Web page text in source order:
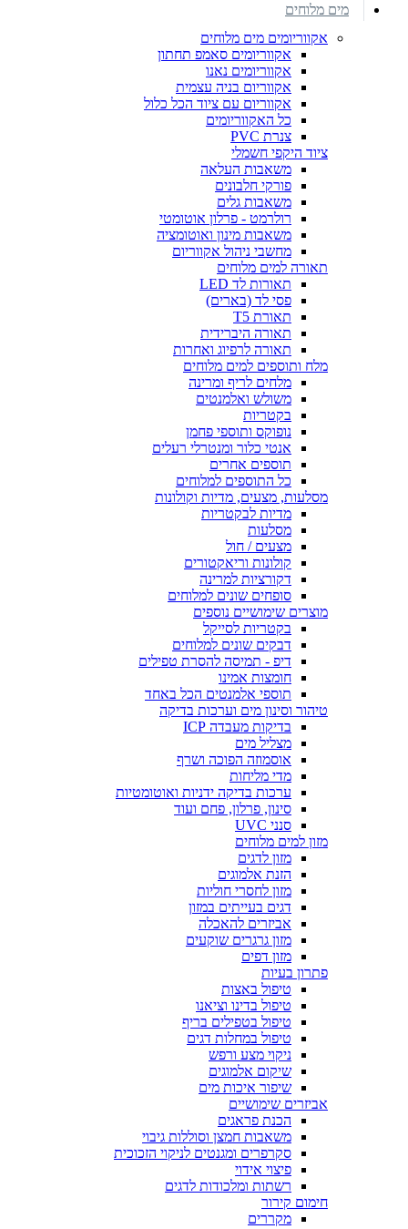
מים מלוחים
אקווריומים מים מלוחים
אקווריומים סאמפ תחתון
אקווריומים נאנו
אקווריום בניה עצמית
אקווריום עם ציוד הכל כלול
כל האקווריומים
צנרת PVC
ציוד היקפי חשמלי
משאבות העלאה
פורקי חלבונים
משאבות גלים
רולרמט - פרלון אוטומטי
משאבות מינון ואוטומציה
מחשבי ניהול אקווריום
תאורה למים מלוחים
תאורות לד LED
פסי לד (בארים)
תאורת T5
תאורה היברידית
תאורה לרפיוג ואחרות
מלח ותוספים למים מלוחים
מלחים לריף ומרינה
משולש ואלמנטים
בקטריות
נופוקס ותוספי פחמן
אנטי כלור ומנטרלי רעלים
תוספים אחרים
כל התוספים למלוחים
מסלעות, מצעים, מדיות וקולונות
מדיות לבקטריות
מסלעות
מצעים / חול
קולונות וריאקטורים
דקורציות למרינה
סופחים שונים למלוחים
מוצרים שימושיים נוספים
בקטריות לסייקל
דבקים שונים למלוחים
דיפ - תמיסה להסרת טפילים
חומצות אמינו
תוספי אלמנטים הכל באחד
טיהור וסינון מים וערכות בדיקה
בדיקות מעבדה ICP
מצליל מים
אוסמוזה הפוכה ושרף
מדי מליחות
ערכות בדיקה ידניות ואוטומטיות
סינון, פרלון, פחם ועוד
סנני UVC
מזון למים מלוחים
מזון לדגים
הזנת אלמוגים
מזון לחסרי חוליות
דגים בעייתים במזון
אביזרים להאכלה
מזון גרגרים שוקעים
מזון דפים
פתרון בעיות
טיפול באצות
טיפול בדינו וציאנו
טיפול בטפילים בריף
טיפול במחלות דגים
ניקוי מצע ורפש
שיקום אלמוגים
שיפור איכות מים
אביזרים שימושיים
הכנת פראגים
משאבות חמצן וסוללות גיבוי
סקרפרים ומגנטים לניקוי הזכוכית
פיצוי אידוי
רשתות ומלכודות לדגים
חימום קירור
מקררים